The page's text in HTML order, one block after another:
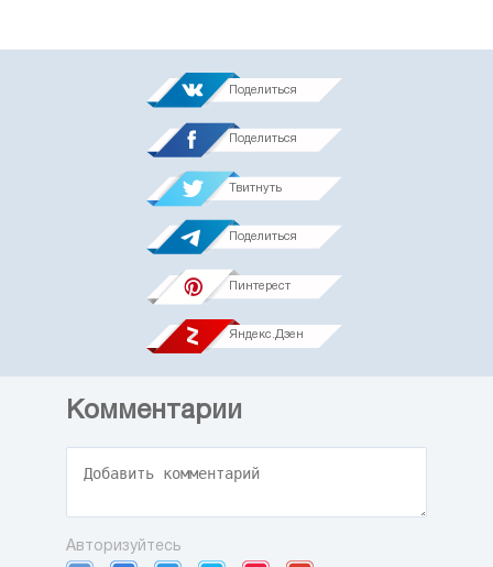
Поделиться
Поделиться
Твитнуть
Поделиться
Пинтерест
Яндекс.Дзен
Комментарии
Авторизуйтесь